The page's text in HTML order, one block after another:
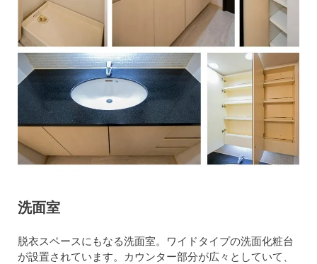
洗面室
脱衣スペースにもなる洗面室。ワイドタイプの洗面化粧台
が設置されています。カウンター部分が広々としていて、